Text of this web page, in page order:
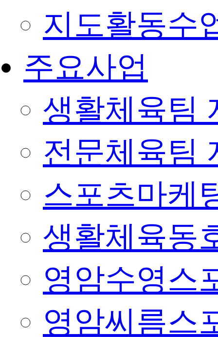
지도활동수
주요사업
생활체육팀
전문체육팀
스포츠마케
생활체육동
영암수영스
영암씨름스